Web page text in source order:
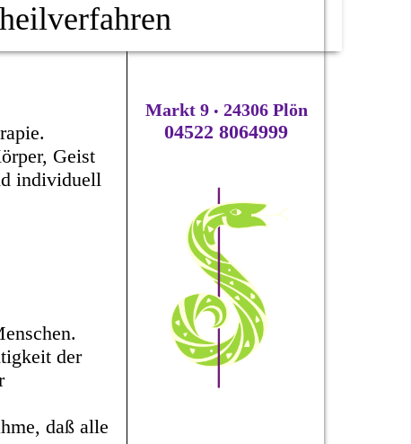
Geist
individuell
der
daß alle
Markt 9 • 24306 Plön
04522 8064999